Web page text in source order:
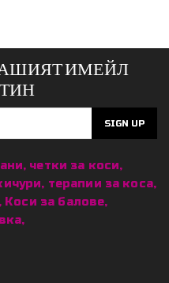
ИМЕЙЛ
четки за коси,
терапии за коса,
за балове,